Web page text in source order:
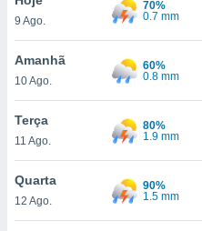
lhe
e
com
Pode
e
a
9 Ago.
70%
0.7 mm
Amanhã
10 Ago.
60%
0.8 mm
Terça
11 Ago.
80%
1.9 mm
Quarta
12 Ago.
90%
1.5 mm